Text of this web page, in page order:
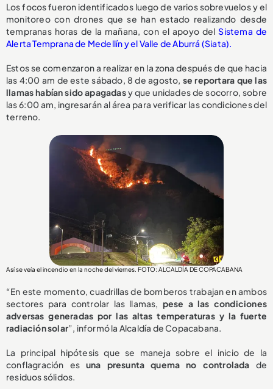
Los focos fueron identificados luego de varios sobrevuelos y el
monitoreo con drones que se han estado realizando desde
tempranas horas de la mañana, con el apoyo delSistema de
Alerta Temprana de Medellín y el Valle de Aburrá (Siata).
Estos se comenzaron a realizar en la zona después de que hacia
las 4:00 am de este sábado, 8 de agosto, se reportara que las
llamas habían sido apagadasy que unidades de socorro, sobre
las 6:00 am, ingresarán al área para verificar las condiciones del
terreno.
Así se veía el incendio en la noche del viernes. FOTO: ALCALDÍA DE COPACABANA
“En este momento, cuadrillas de bomberos trabajan en ambos
sectores para controlar las llamas, pese a las condiciones
adversas generadas por las altas temperaturas y la fuerte
radiación solar”, informó la Alcaldía de Copacabana.
La principal hipótesis que se maneja sobre el inicio de la
conflagración es una presunta quema no controlada de
residuos sólidos.